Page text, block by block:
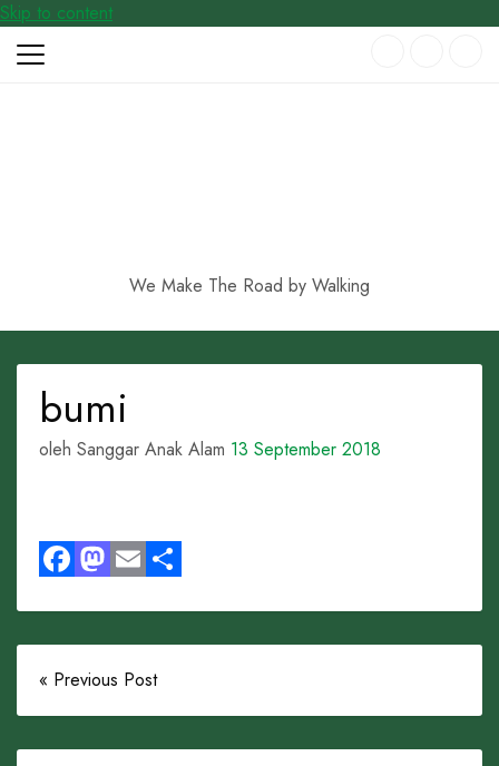
Skip to content
We Make The Road by Walking
bumi
oleh Sanggar Anak Alam 13 September 2018
« Previous Post